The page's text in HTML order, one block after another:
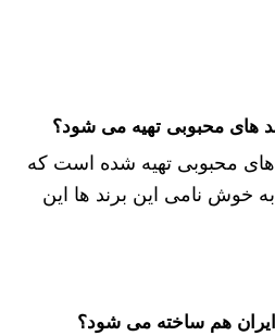
های محبوبی تهیه می شود؟
های محبوبی تهیه شده است که
به خوش نامی این برند ها این
ایران هم ساخته می شود؟